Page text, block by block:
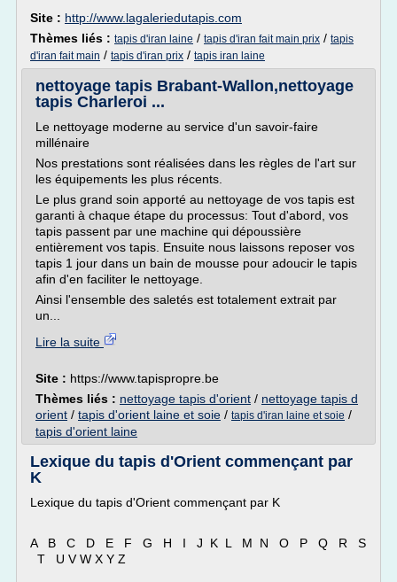
Site : http://www.lagaleriedutapis.com
Thèmes liés : tapis d'iran laine / tapis d'iran fait main prix / tapis
d'iran fait main / tapis d'iran prix / tapis iran laine
nettoyage tapis Brabant-Wallon,nettoyage
tapis Charleroi ...
Le nettoyage moderne au service d'un savoir-faire
millénaire
Nos prestations sont réalisées dans les règles de l'art sur
les équipements les plus récents.
Le plus grand soin apporté au nettoyage de vos tapis est
garanti à chaque étape du processus: Tout d'abord, vos
tapis passent par une machine qui dépoussière
entièrement vos tapis. Ensuite nous laissons reposer vos
tapis 1 jour dans un bain de mousse pour adoucir le tapis
afin d'en faciliter le nettoyage.
Ainsi l'ensemble des saletés est totalement extrait par
un...
Lire la suite
Site : https://www.tapispropre.be
Thèmes liés : nettoyage tapis d'orient / nettoyage tapis d
orient / tapis d'orient laine et soie / tapis d'iran laine et soie /
tapis d'orient laine
Lexique du tapis d'Orient commençant par
K
Lexique du tapis d'Orient commençant par K
A B C D E F G H I J K L M N O P Q R S
T U V W X Y Z